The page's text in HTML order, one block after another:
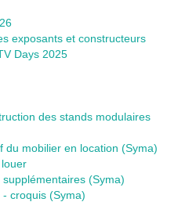
exposants et constructeurs
Days 2025
des stands modulaires
du mobilier en location (Syma)
(Syma)
croquis (Syma)